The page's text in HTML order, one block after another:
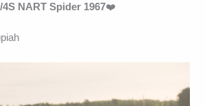
NART Spider 1967❤️